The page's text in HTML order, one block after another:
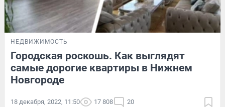
НЕДВИЖИМОСТЬ
Городская роскошь. Как выглядят
самые дорогие квартиры в Нижнем
Новгороде
18 декабря, 2022, 11:50 17 808 20